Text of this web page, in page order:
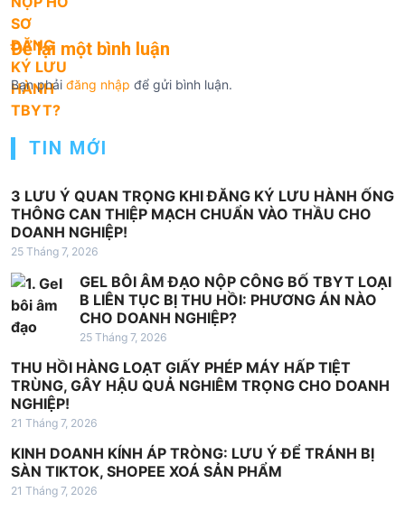
ớ
n
g
b
à
i
ế
t
Để lại một bình luận
Bạn phải đăng nhập để gửi bình luận.
TIN MỚI
3 LƯU Ý QUAN TRỌNG KHI ĐĂNG KÝ LƯU HÀNH ỐNG
THÔNG CAN THIỆP MẠCH CHUẨN VÀO THẦU CHO
DOANH NGHIỆP!
25 Tháng 7, 2026
GEL BÔI ÂM ĐẠO NỘP CÔNG BỐ TBYT LOẠI
B LIÊN TỤC BỊ THU HỒI: PHƯƠNG ÁN NÀO
CHO DOANH NGHIỆP?
25 Tháng 7, 2026
THU HỒI HÀNG LOẠT GIẤY PHÉP MÁY HẤP TIỆT
TRÙNG, GÂY HẬU QUẢ NGHIÊM TRỌNG CHO DOANH
NGHIỆP!
21 Tháng 7, 2026
KINH DOANH KÍNH ÁP TRÒNG: LƯU Ý ĐỂ TRÁNH BỊ
SÀN TIKTOK, SHOPEE XOÁ SẢN PHẨM
21 Tháng 7, 2026